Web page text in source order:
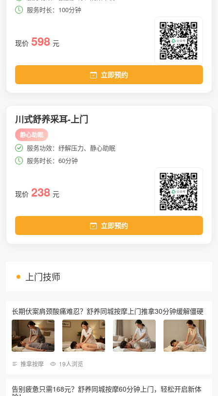
服务时长：100分钟
现价 598 元
立即预约
川式舒养采耳-上门
静心助眠
服务功效：纾解压力、静心助眠
服务时长：60分钟
现价 238 元
立即预约
上门技师
长期伏案肩颈酸痛难忍？舒养同城按摩上门推拿30分钟缓解僵硬
推拿按摩 19人浏览
告别疲惫只需168元？舒养同城按摩60分钟上门，轻松开启新体